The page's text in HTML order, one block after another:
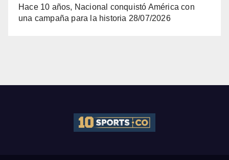
Hace 10 años, Nacional conquistó América con
una campaña para la historia 28/07/2026